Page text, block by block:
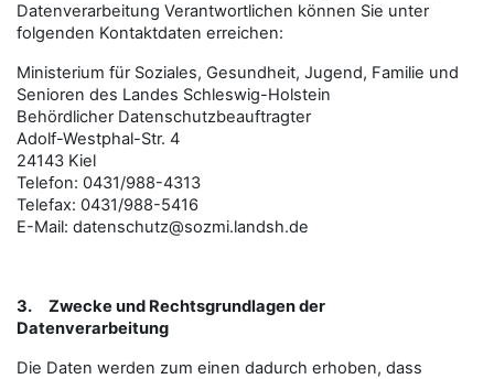
Datenverarbeitung Verantwortlichen können Sie unter
folgenden Kontaktdaten erreichen:
Ministerium für Soziales, Gesundheit, Jugend, Familie und
Senioren des Landes Schleswig-Holstein
Behördlicher Datenschutzbeauftragter
Adolf-Westphal-Str. 4
24143 Kiel
Telefon: 0431/988-4313
Telefax: 0431/988-5416
E-Mail: datenschutz@sozmi.landsh.de
3. Zwecke und Rechtsgrundlagen der
Datenverarbeitung
Die Daten werden zum einen dadurch erhoben, dass